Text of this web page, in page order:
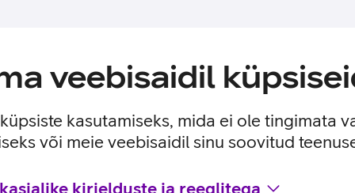
veebisaidil
kasutamiseks, mida ei ole tingimata
või meie veebisaidil sinu soovitud
kirjelduste ja reeglitega
60 W ja sünkroonida andmeid. Kaabel on valmistatud